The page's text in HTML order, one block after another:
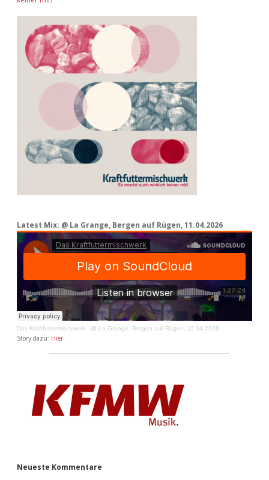
Latest Mix: @ La Grange, Bergen auf Rügen, 11.04.2026
Das Kraftfuttermischwerk · @ La Grange, Bergen auf Rügen, 11.04.2026
Story dazu: Hier
Neueste Kommentare